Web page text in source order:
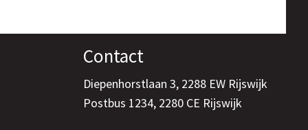
Contact
Diepenhorstlaan 3, 2288 EW Rijswijk
Postbus 1234, 2280 CE Rijswijk